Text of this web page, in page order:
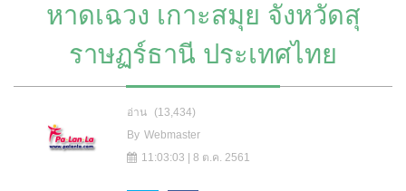
หาดเฉวง เกาะสมุย จังหวัดสุ
ราษฏร์ธานี ประเทศไทย
อ่าน
(13,434)
By Webmaster
11:03:03 | 8 ต.ค. 2561